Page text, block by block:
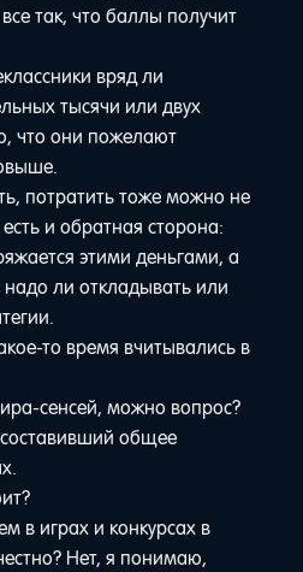
так, что баллы получит
вряд ли
тысячи или двух
что они пожелают
потратить тоже можно не
и обратная сторона:
этими деньгами, а
ли откладывать или
то время вчитывались в
сенсей, можно вопрос?
общее
в играх и конкурсах в
Нет, я понимаю,